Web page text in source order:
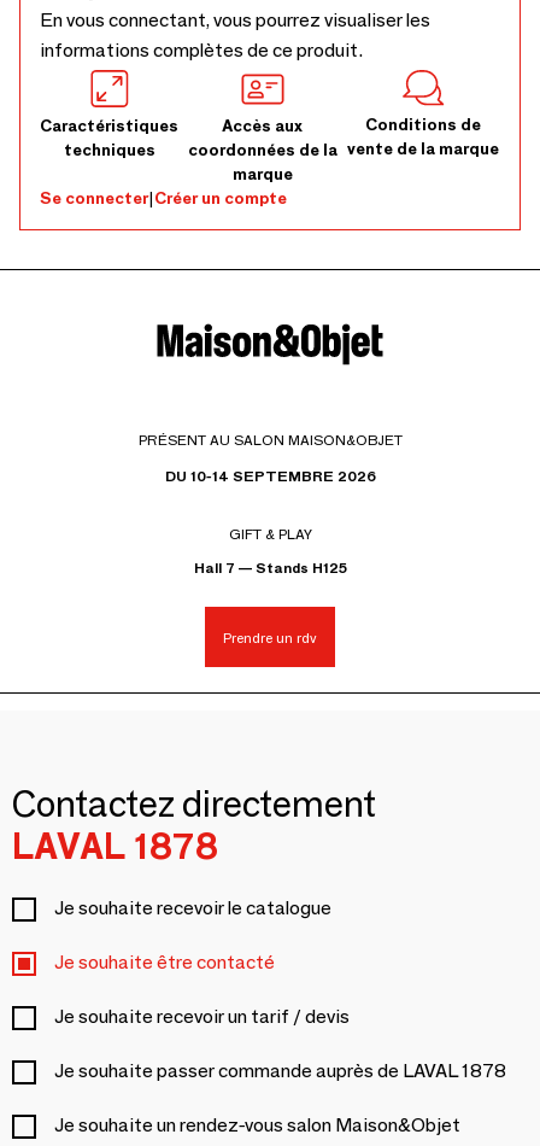
En vous connectant, vous pourrez visualiser les
informations complètes de ce produit.
Caractéristiques
techniques
Accès aux
coordonnées de la
marque
Conditions de
vente de la marque
Se connecter|Créer un compte
PRÉSENT AU SALON MAISON&OBJET
DU 10-14 SEPTEMBRE 2026
GIFT & PLAY
Hall 7 — Stands H125
Prendre un rdv
Contactez directement
LAVAL 1878
Je souhaite recevoir le catalogue
Je souhaite être contacté
Je souhaite recevoir un tarif / devis
Je souhaite passer commande auprès de LAVAL 1878
Je souhaite un rendez-vous salon Maison&Objet